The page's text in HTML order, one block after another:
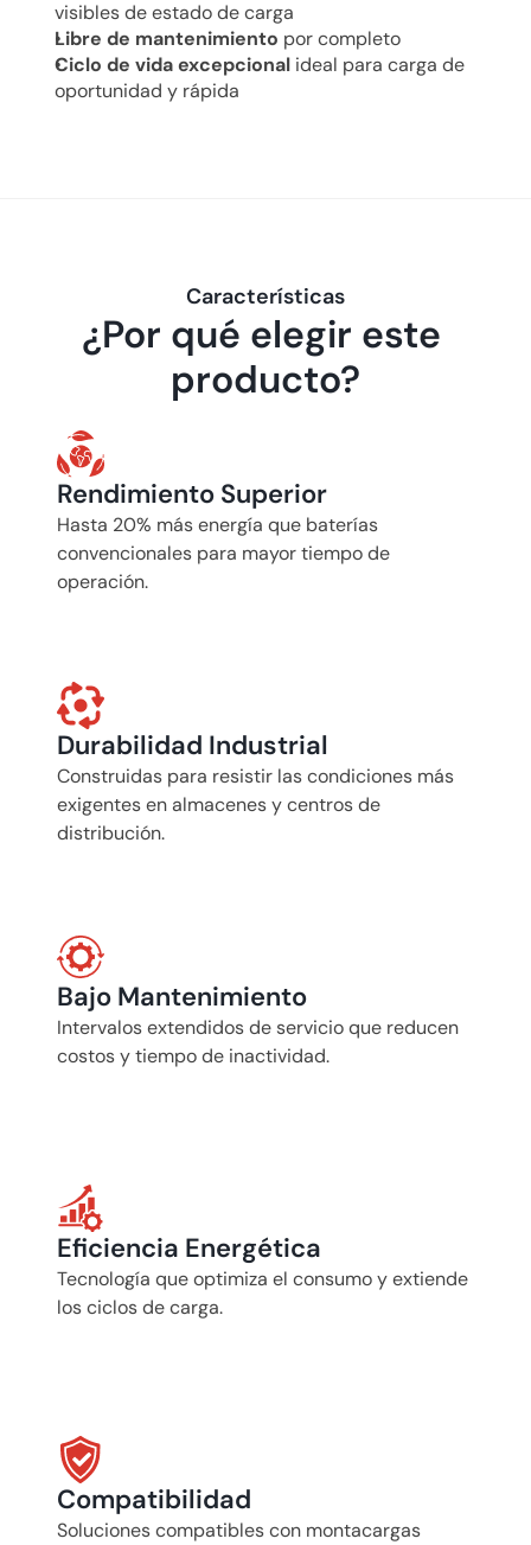
visibles de estado de carga
Libre de mantenimiento por completo
Ciclo de vida excepcional ideal para carga de
oportunidad y rápida
Características
¿Por qué elegir este
producto?
Rendimiento Superior
Hasta 20% más energía que baterías
convencionales para mayor tiempo de
operación.
Durabilidad Industrial
Construidas para resistir las condiciones más
exigentes en almacenes y centros de
distribución.
Bajo Mantenimiento
Intervalos extendidos de servicio que reducen
costos y tiempo de inactividad.
Eficiencia Energética
Tecnología que optimiza el consumo y extiende
los ciclos de carga.
Compatibilidad
Soluciones compatibles con montacargas